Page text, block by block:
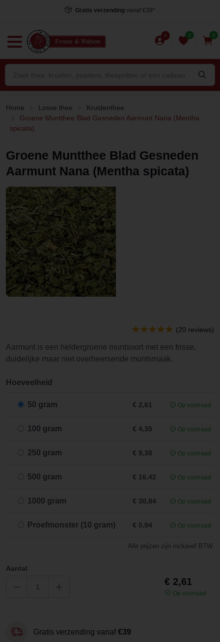
Voor 15.00 uur besteld
0 0
Home Losse thee
Kruidenthee
Groene Muntthee Blad Gesneden Aarmunt Nana (Mentha
spicata)
Groene Muntthee Blad Gesneden
Aarmunt Nana (Mentha spicata)
(20 reviews)
Aarmunt is een heldergroene muntsoort met een frisse,
duidelijke maar niet overheersende muntsmaak.
Hoeveelheid
50 gram € 2,61 Op voorraad
100 gram € 4,35 Op voorraad
250 gram € 9,38 Op voorraad
500 gram € 16,42 Op voorraad
1000 gram € 30,84 Op voorraad
Proefmonster (10 gram) € 0,94 Op voorraad
Alle prijzen zijn inclusief BTW.
Aantal
€ 2,61
Op voorraad
Gratis verzending vanaf €39